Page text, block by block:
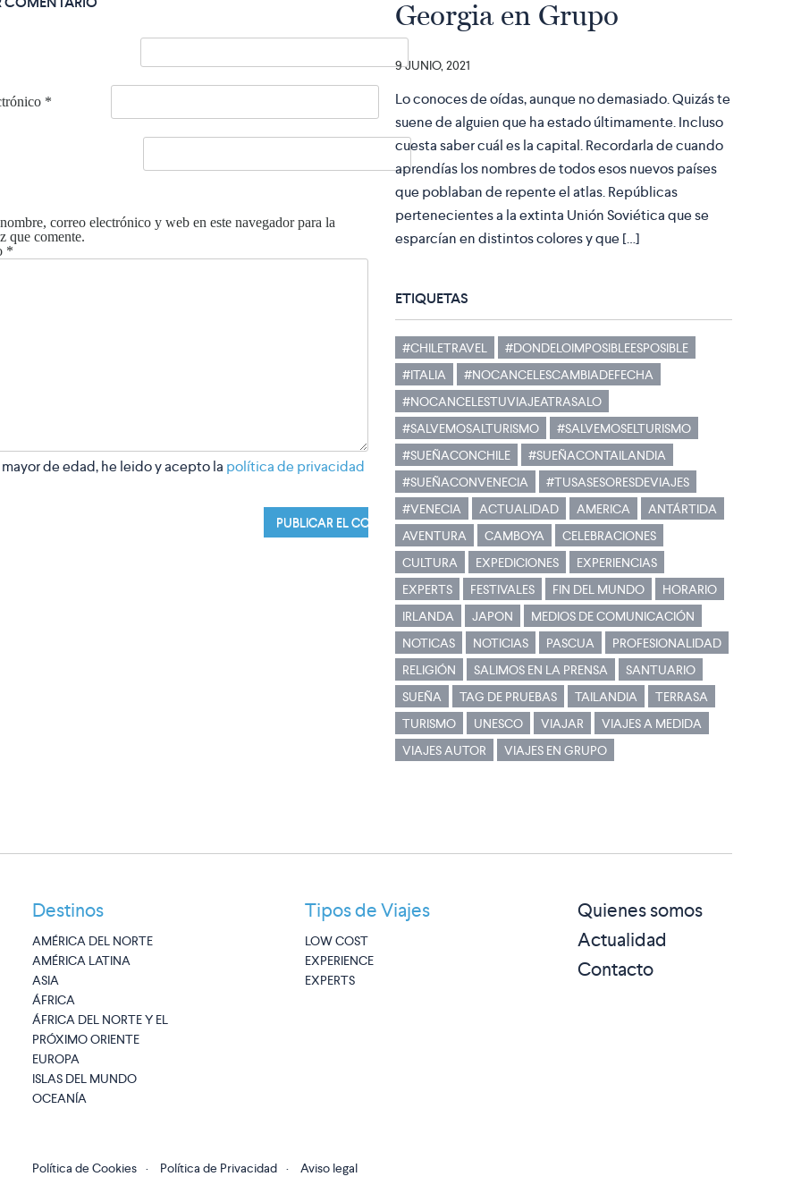
*
correo electrónico y web en este navegador para la
que comente.
*
mayor de edad, he leido y acepto la política de privacidad
Georgia en Grupo
9 JUNIO, 2021
Lo conoces de oídas, aunque no demasiado. Quizás te
suene de alguien que ha estado últimamente. Incluso
cuesta saber cuál es la capital. Recordarla de cuando
aprendías los nombres de todos esos nuevos países
que poblaban de repente el atlas. Repúblicas
pertenecientes a la extinta Unión Soviética que se
esparcían en distintos colores y que […]
ETIQUETAS
#CHILETRAVEL
#DONDELOIMPOSIBLEESPOSIBLE
#ITALIA
#NOCANCELESCAMBIADEFECHA
#NOCANCELESTUVIAJEATRASALO
#SALVEMOSALTURISMO
#SALVEMOSELTURISMO
#SUEÑACONCHILE
#SUEÑACONTAILANDIA
#SUEÑACONVENECIA
#TUSASESORESDEVIAJES
#VENECIA
ACTUALIDAD AMERICA
ANTÁRTIDA
AVENTURA
CAMBOYA
CELEBRACIONES
CULTURA
EXPEDICIONES
EXPERIENCIAS
EXPERTS
FESTIVALES FIN DEL MUNDO
HORARIO
IRLANDA
JAPON
MEDIOS DE COMUNICACIÓN
NOTICAS
NOTICIAS PASCUA
PROFESIONALIDAD
RELIGIÓN
SALIMOS EN LA PRENSA
SANTUARIO
SUEÑA
TAG DE PRUEBAS TAILANDIA
TERRASA
TURISMO
UNESCO VIAJAR
VIAJES A MEDIDA
VIAJES AUTOR
VIAJES EN GRUPO
Destinos
AMÉRICA DEL NORTE
AMÉRICA LATINA
ASIA
ÁFRICA
ÁFRICA DEL NORTE Y EL
PRÓXIMO ORIENTE
EUROPA
ISLAS DEL MUNDO
OCEANÍA
Tipos de Viajes
LOW COST
EXPERIENCE
EXPERTS
Quienes somos
Actualidad
Contacto
Política de Cookies · Política de Privacidad · Aviso legal